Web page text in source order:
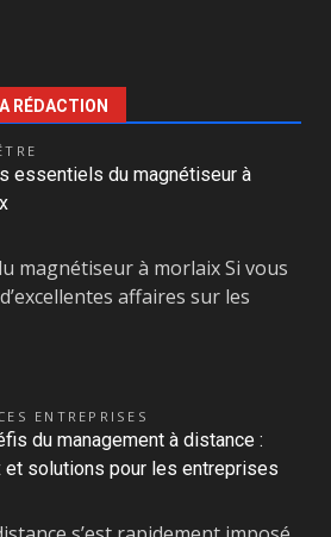
RÉDACTION
essentiels du magnétiseur à
magnétiseur à morlaix Si vous
affaires sur les
ENTREPRISES
du management à distance :
et solutions pour les entreprises